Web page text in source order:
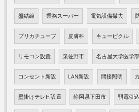
盤結線 業務スーパー 電気設備撤去
プリカチューブ 皮膚科 キューピクル
リモコン設置 泉佐野市 名古屋大学医学
コンセント新設 LAN新設 間接照明
壁掛けテレビ設置 静岡県下田市 弱電引